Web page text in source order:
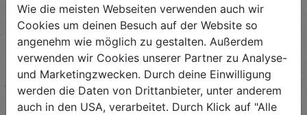
besonders für Diabetiker von Vorteil ist und auch für ein
längeres Sättigungsgefühl sorgt.
Wie die meisten Webseiten verwenden auch wir
Cookies um deinen Besuch auf der Website so
angenehm wie möglich zu gestalten. Außerdem
verwenden wir Cookies unserer Partner zu Analyse-
und Marketingzwecken. Durch deine Einwilligung
werden die Daten von Drittanbieter, unter anderem
auch in den USA, verarbeitet. Durch Klick auf "Alle